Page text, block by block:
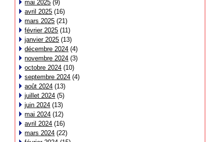
mai 2025 (9)
avril 2025 (16)
mars 2025 (21)
février 2025 (11)
janvier 2025 (13)
décembre 2024 (4)
novembre 2024 (3)
octobre 2024 (10)
septembre 2024 (4)
août 2024 (13)
juillet 2024 (5)
juin 2024 (13)
mai 2024 (12)
avril 2024 (16)
mars 2024 (22)